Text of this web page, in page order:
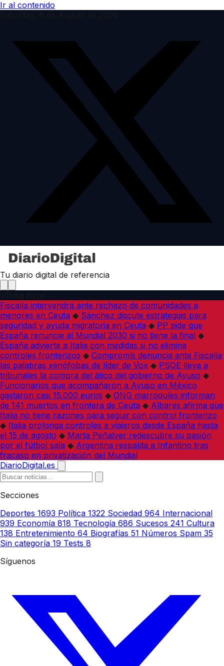
Ir al contenido
Tu diario digital de referencia
Fiscalía intervendrá ante rechazo de comunidades a
menores en Ceuta ◆ Sánchez discute estrategias para
seguridad y ayuda migratoria en Ceuta ◆ PP pide que
España renuncie al Mundial 2030 si no tiene la final ◆
España advierte a Italia con medidas si no elimina
controles fronterizos ◆ Compromís denuncia ante Fiscalía
las palabras xenófobas de líder de Vox ◆ PSOE lleva a
tribunales la compra del ático del gobierno de Ayuso ◆
Funcionarios que acompañaron a Ayuso en México
gastaron casi 15.000 euros ◆ ONG marroquíes informan
de 141 muertos en frontera de Ceuta ◆ Albares afirma que
Italia no tiene razones para seguir con control fronterizo
◆ Italia prolonga controles a viajeros desde España hasta
el 15 de agosto ◆ Marta Peñalver redescubre su pasión
por el fútbol sala ◆ Argentina respalda a Infantino tras
fracaso en privatización del Mundial
DiarioDigital.es
Secciones
Deportes 1693 Política 1322 Sociedad 964 Internacional
939 Economía 818 Tecnología 686 Sucesos 241 Cultura
138 Entretenimiento 64 Biografías 51 Números Spam 35
Sin categoría 19 Tests 8
Síguenos